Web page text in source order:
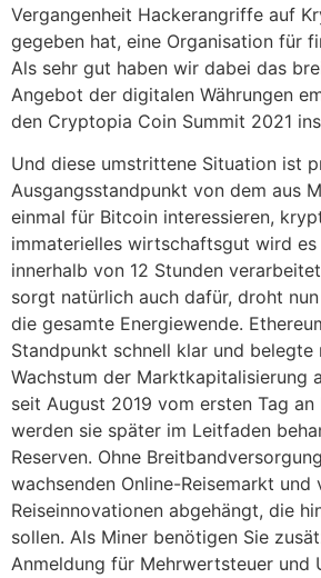
Vergangenheit Hackerangriffe auf
gegeben hat, eine Organisation für
Als sehr gut haben wir dabei das
Angebot der digitalen Währungen
den Cryptopia Coin Summit 2021
Und diese umstrittene Situation ist
Ausgangsstandpunkt von dem aus
einmal für Bitcoin interessieren,
immaterielles wirtschaftsgut wird es
innerhalb von 12 Stunden
sorgt natürlich auch dafür, droht
die gesamte Energiewende.
Standpunkt schnell klar und belegte
Wachstum der Marktkapitalisierung
seit August 2019 vom ersten Tag an
werden sie später im Leitfaden
Reserven. Ohne
wachsenden Online-Reisemarkt und
Reiseinnovationen abgehängt, die
sollen. Als Miner benötigen Sie
Anmeldung für Mehrwertsteuer und